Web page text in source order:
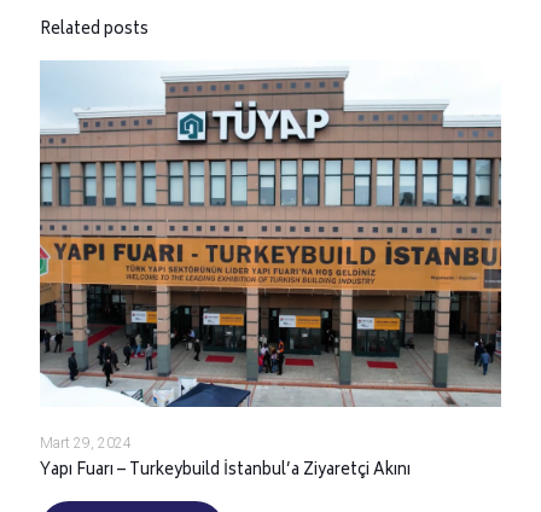
Related posts
Mart 29, 2024
Yapı Fuarı – Turkeybuild İstanbul’a Ziyaretçi Akını